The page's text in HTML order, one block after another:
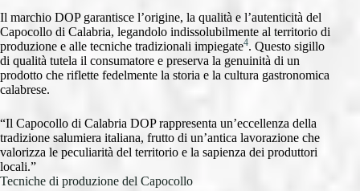
Il marchio DOP garantisce l’origine, la qualità e l’autenticità del
Capocollo di Calabria, legandolo indissolubilmente al territorio di
produzione e alle tecniche tradizionali impiegate4. Questo sigillo
di qualità tutela il consumatore e preserva la genuinità di un
prodotto che riflette fedelmente la storia e la cultura gastronomica
calabrese.
“Il Capocollo di Calabria DOP rappresenta un’eccellenza della
tradizione salumiera italiana, frutto di un’antica lavorazione che
valorizza le peculiarità del territorio e la sapienza dei produttori
locali.”
Tecniche di produzione del Capocollo